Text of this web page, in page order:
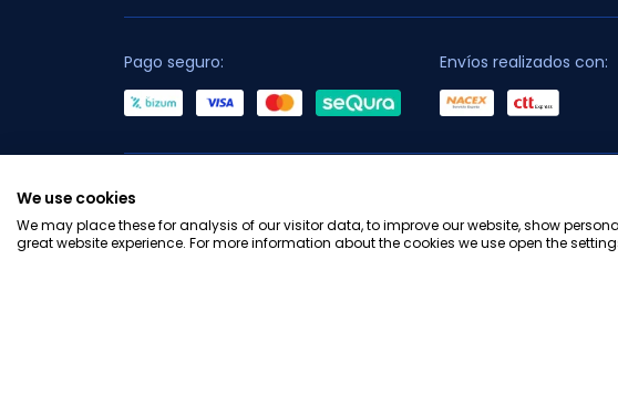
Pago seguro: Envíos realizados con:
Copyright © 2010-
We use cookies
We may place these for analysis of our visitor data, to improve our website, show
great website experience. For more information about the cookies we use open the